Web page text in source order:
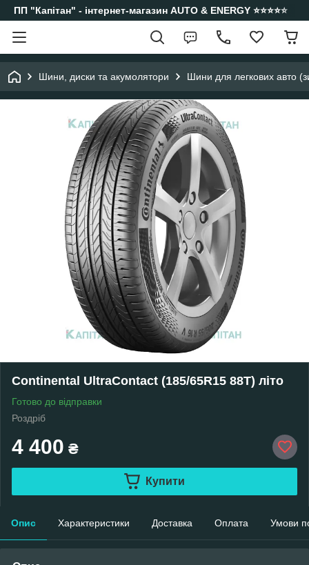
ПП "Капітан" - інтернет-магазин AUTO & ENERGY ⭐️⭐️⭐️⭐️⭐️
Шини, диски та акумолятори Шини для легкових авто
Continental UltraContact (185/65R15 88T) літо
Готово до відправки
Роздріб
4 400 ₴
Купити
Опис Характеристики Доставка Оплата Умови